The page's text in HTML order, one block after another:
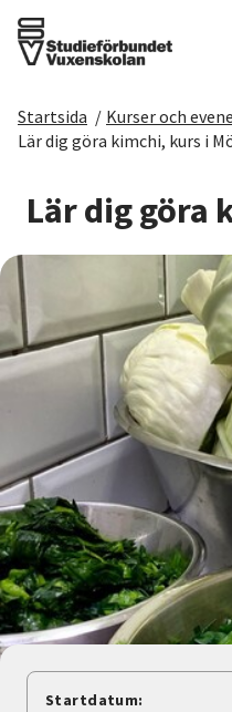
Det här gör vi
För dig som
Sök kurser och
Om SV
Starta studiecirkel
Cirkelledare
Nyheter
Avdelningar
Lyssna
Startsida / Kurser och
Lär dig göra kimchi, kurs i
Lär dig göra
Startdatum: